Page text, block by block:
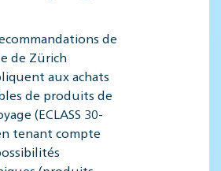
de
de Zürich
aux achats
de produits de
(ECLASS 30-
tenant compte